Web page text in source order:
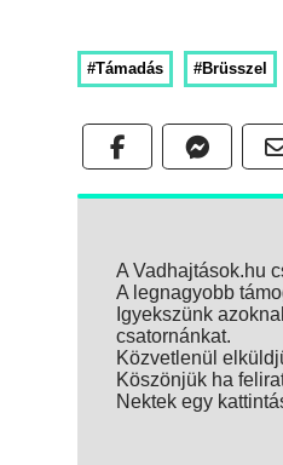
#Támadás #Brüsszel
A Vadhajtások.hu
A legnagyobb
Igyekszünk
csatornánkat.
Közvetlenül
Köszönjük ha
Nektek egy